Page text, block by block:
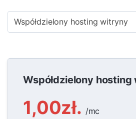
Współdzielony hosting witryny
Współdzielony
1,00zł. /mc